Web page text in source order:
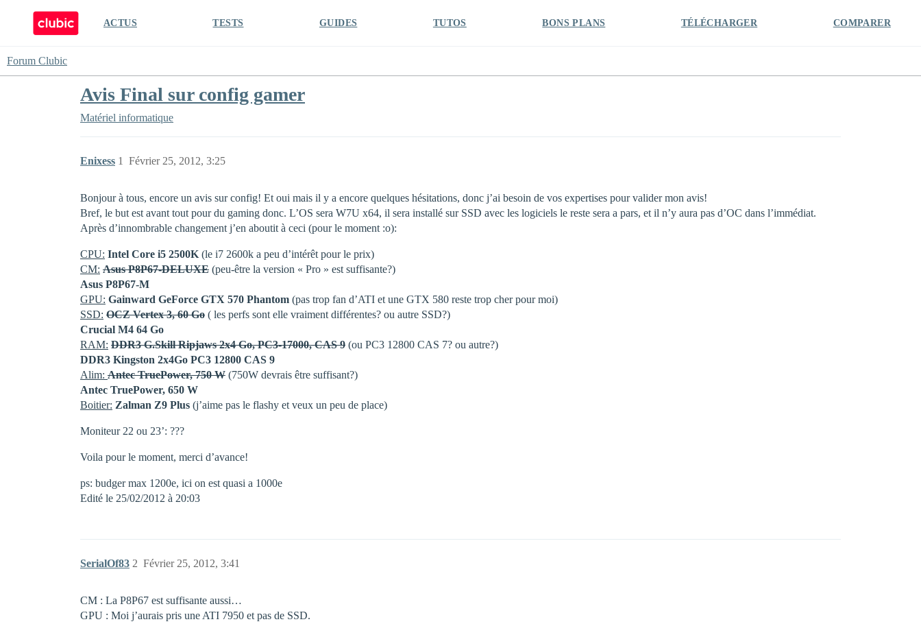
ACTUS TESTS GUIDES TUTOS BONS PLANS TÉLÉCHARGER COMPARER
Forum Clubic
Avis Final sur config gamer
Matériel informatique
Enixess Février 25, 2012, 3:25
1
Bonjour à tous, encore un avis sur config! Et oui mais il y a encore quelques hésitations, donc j’ai besoin de vos expertises pour valider mon avis!
Bref, le but est avant tout pour du gaming donc. L’OS sera W7U x64, il sera installé sur SSD avec les logiciels le reste sera a pars, et il n’y aura pas d’OC dans l’immédiat.
Après d’innombrable changement j’en aboutit à ceci (pour le moment :o):
CPU: Intel Core i5 2500K (le i7 2600k a peu d’intérêt pour le prix)
CM: Asus P8P67-DELUXE (peu-être la version « Pro » est suffisante?)
Asus P8P67-M
GPU: Gainward GeForce GTX 570 Phantom (pas trop fan d’ATI et une GTX 580 reste trop cher pour moi)
SSD: OCZ Vertex 3, 60 Go ( les perfs sont elle vraiment différentes? ou autre SSD?)
Crucial M4 64 Go
RAM: DDR3 G.Skill Ripjaws 2x4 Go, PC3-17000, CAS 9 (ou PC3 12800 CAS 7? ou autre?)
DDR3 Kingston 2x4Go PC3 12800 CAS 9
Alim: Antec TruePower, 750 W (750W devrais être suffisant?)
Antec TruePower, 650 W
Boitier: Zalman Z9 Plus (j’aime pas le flashy et veux un peu de place)
Moniteur 22 ou 23’: ???
Voila pour le moment, merci d’avance!
ps: budger max 1200e, ici on est quasi a 1000e
Edité le 25/02/2012 à 20:03
SerialOf83 Février 25, 2012, 3:41
2
CM : La P8P67 est suffisante aussi…
GPU : Moi j’aurais pris une ATI 7950 et pas de SSD.